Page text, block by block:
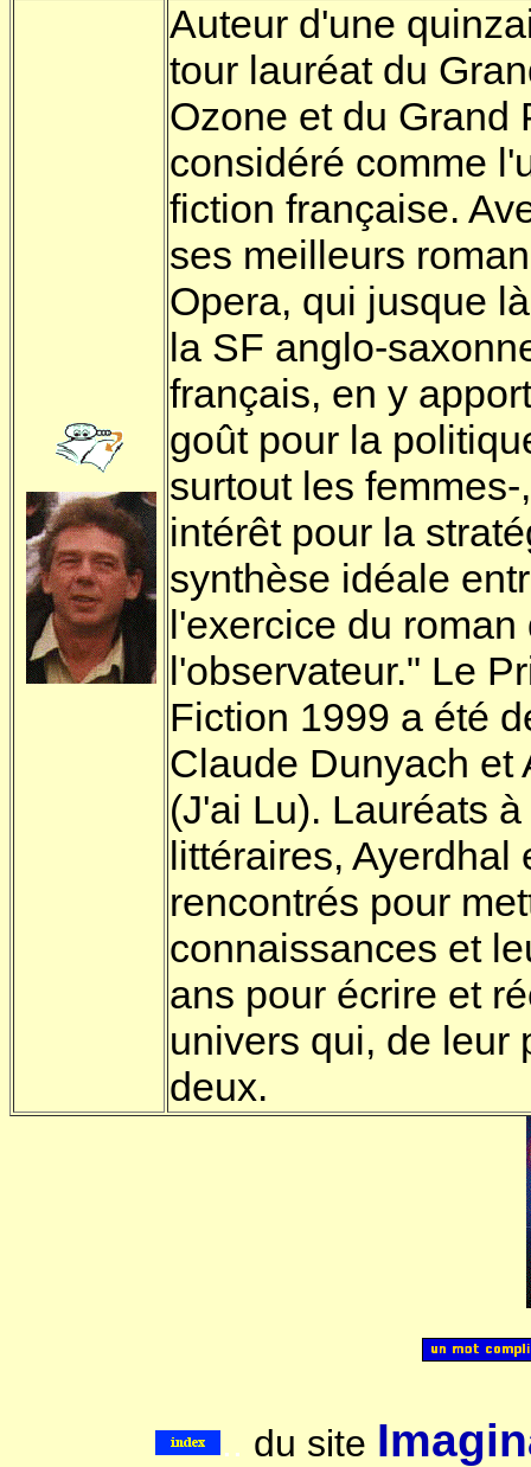
Auteur d'une
tour lauréat du
Ozone et du Grand
considéré comme
fiction française.
ses meilleurs
Opera, qui jusque
la SF anglo-
français, en y
goût pour la
surtout les
intérêt pour la
synthèse idéale
l'exercice du
l'observateur." Le
Fiction 1999 a été
Claude Dunyach
(J'ai Lu). Lauréats
littéraires, Ayerdhal
rencontrés pour
connaissances et
ans pour écrire et
univers qui, de leur
deux.
.. du site